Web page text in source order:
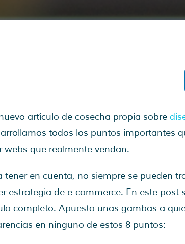
artículo de cosecha propia sobre
todos los puntos importantes
webs que realmente vendan.
tener en cuenta, no siempre se pueden
estrategia de e-commerce. En este post
completo. Apuesto unas gambas a
en ninguno de estos 8 puntos: